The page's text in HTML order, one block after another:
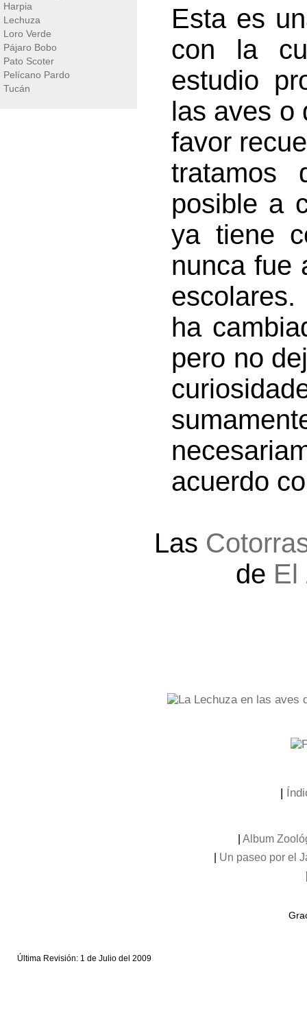
Harpia
Lechuza
Loro Verde
Pájaro Bobo
Pato Scoter
Pelícano Pardo
Tucán
Esta es
con la
estudio
las aves o
favor
tratamos
posible a
ya tiene
nunca fue
ha
pero no
acuerdo
Las
de El
|
Album
Un paseo por el
Última Revisión: 1 de Julio del 2009